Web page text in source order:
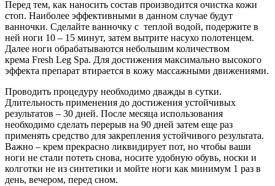
Перед тем, как наносить состав производится очистка кожи
стоп. Наиболее эффективными в данном случае будут
ванночки. Сделайте ванночку с теплой водой, подержите в
ней ноги 10 – 15 минут, затем вытрите насухо полотенцем.
Далее ноги обрабатываются небольшим количеством
крема Fresh Leg Spa. Для достижения максимально высокого
эффекта препарат втирается в кожу массажными движениями.
Проводить процедуру необходимо дважды в сутки.
Длительность применения до достижения устойчивых
результатов – 30 дней. После месяца использования
необходимо сделать перерыв на 90 дней затем еще раз
применять средство для закрепления устойчивого результата.
Важно – крем прекрасно ликвидирует пот, но чтобы ваши
ноги не стали потеть снова, носите удобную обувь, носки и
колготки не из синтетики и мойте ноги как минимум 1 раз в
день, вечером, перед сном.